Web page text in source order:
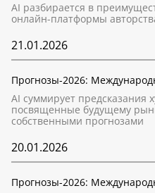
AI разбирается в
онлайн-платформы
21.01.2026
Прогнозы-2026:
AI суммирует предсказания
посвященные будущему
собственными прогнозами
20.01.2026
Прогнозы-2026: